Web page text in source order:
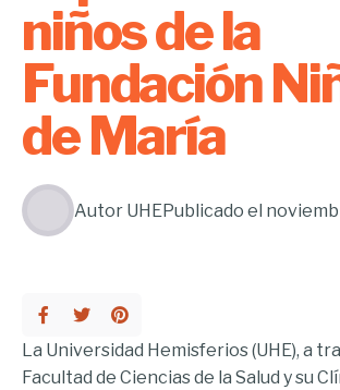
niños de la
Fundación
de María
Autor UHEPublicado el
La Universidad Hemisferios (UHE), a
Facultad de Ciencias de la Salud y su